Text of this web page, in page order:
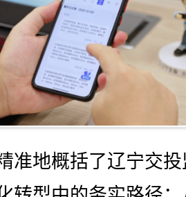
地概括了辽宁交投